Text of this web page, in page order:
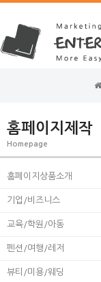
홈페이지제작
Homepage
홈페이지상품소개
기업/비즈니스
교육/학원/아동
펜션/여행/레저
뷰티/미용/웨딩